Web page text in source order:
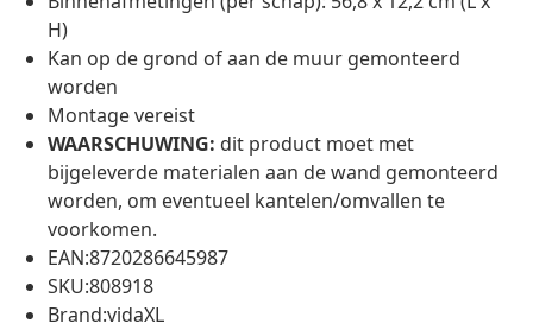
H)
Kan op de grond of aan de muur gemonteerd
worden
Montage vereist
WAARSCHUWING: dit product moet met
bijgeleverde materialen aan de wand gemonteerd
worden, om eventueel kantelen/omvallen te
voorkomen.
EAN:8720286645987
SKU:808918
Brand:vidaXL